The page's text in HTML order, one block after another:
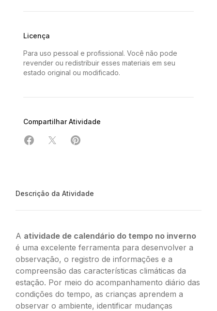
Licença
Para uso pessoal e profissional. Você não pode
revender ou redistribuir esses materiais em seu
estado original ou modificado.
Compartilhar Atividade
Compartilhar em Facebook
Compartilhar em X
Compartilhar em Pinterest
Descrição da Atividade
A atividade de calendário do tempo no inverno
é uma excelente ferramenta para desenvolver a
observação, o registro de informações e a
compreensão das características climáticas da
estação. Por meio do acompanhamento diário das
condições do tempo, as crianças aprendem a
observar o ambiente, identificar mudanças